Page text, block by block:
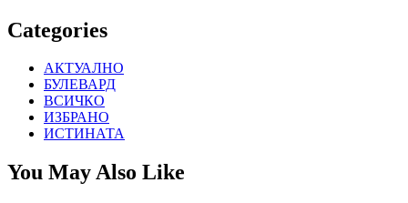
Categories
АКТУАЛНО
БУЛЕВАРД
ВСИЧКО
ИЗБРАНО
ИСТИНАТА
You May Also Like